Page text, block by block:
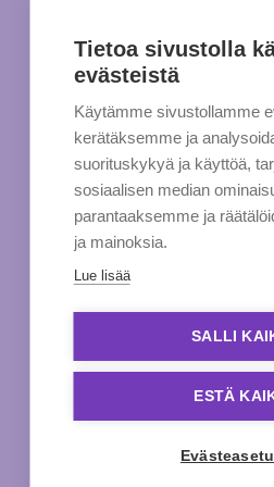
Tietoa sivustolla
evästeistä
Käytämme sivustollamme
kerätäksemme ja
suorituskykyä ja käyttöä,
sosiaalisen median
parantaaksemme ja
ja mainoksia.
Lue lisää
SALLI
ESTÄ